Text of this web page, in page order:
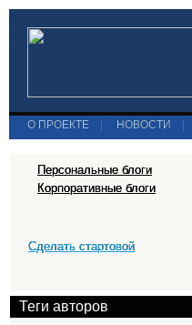
О ПРОЕКТЕ НОВОСТИ
Персональные блоги
Корпоративные блоги
Сделать стартовой
Теги авторов